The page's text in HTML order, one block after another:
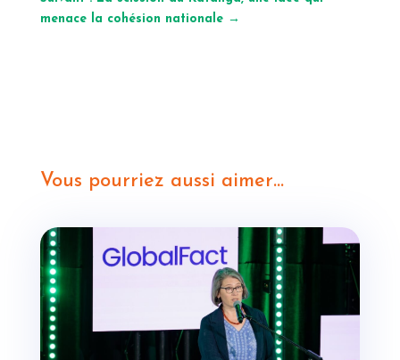
menace la cohésion nationale→
Vous pourriez aussi aimer…